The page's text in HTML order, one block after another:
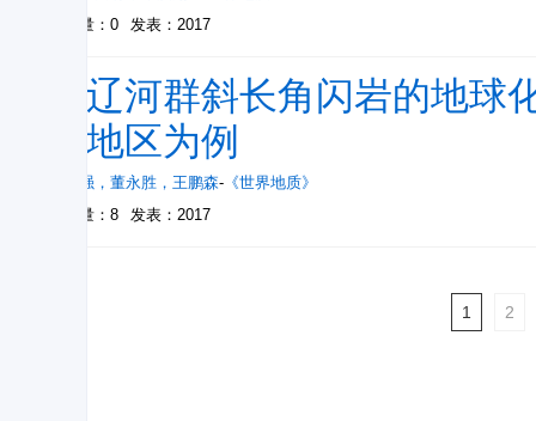
被引量：0
发表：2017
南辽河群斜长角闪岩的地
子地区为例
李富强 ， 董永胜 ， 王鹏森- 《世界地质》
被引量：8
发表：2017
1 2